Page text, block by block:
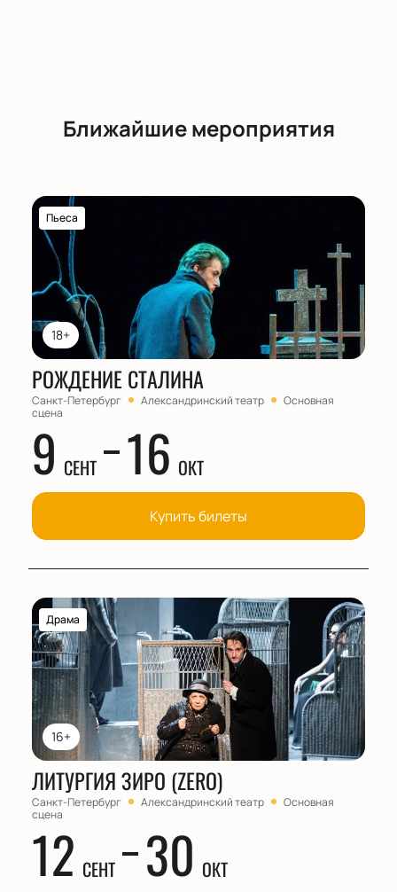
Ближайшие мероприятия
18+
Пьеса
РОЖДЕНИЕ СТАЛИНА
Санкт-Петербург Александринский театр
Основная
сцена
9 СЕНТ 16 ОКТ
Купить билеты
16+
Драма
ЛИТУРГИЯ ЗИРО (ZERO)
Санкт-Петербург Александринский театр
Основная
сцена
12 СЕНТ 30 ОКТ